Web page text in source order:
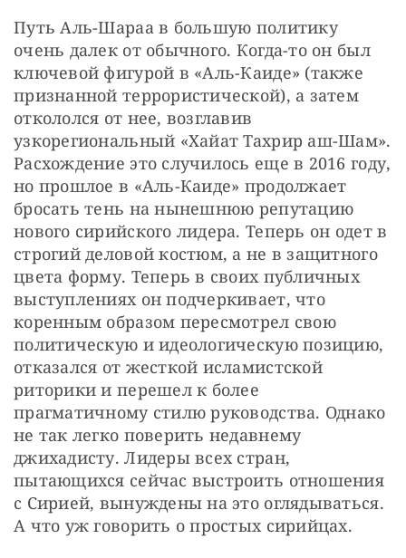
Путь Аль-Шараа в большую политику
очень далек от обычного. Когда-то он был
ключевой фигурой в «Аль-Каиде» (также
признанной террористической), а затем
откололся от нее, возглавив
узкорегиональный «Хайат Тахрир аш-Шам».
Расхождение это случилось еще в 2016 году,
но прошлое в «Аль-Каиде» продолжает
бросать тень на нынешнюю репутацию
нового сирийского лидера. Теперь он одет в
строгий деловой костюм, а не в защитного
цвета форму. Теперь в своих публичных
выступлениях он подчеркивает, что
коренным образом пересмотрел свою
политическую и идеологическую позицию,
отказался от жесткой исламистской
риторики и перешел к более
прагматичному стилю руководства. Однако
не так легко поверить недавнему
джихадисту. Лидеры всех стран,
пытающихся сейчас выстроить отношения
с Сирией, вынуждены на это оглядываться.
А что уж говорить о простых сирийцах.